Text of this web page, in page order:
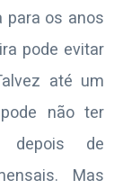
para os anos
pode evitar
até um
não ter
depois de
Mas